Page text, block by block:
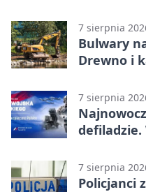
7 sierpnia
Bulwary
Drewno i
7 sierpnia
defiladzie.
7 sierpnia
Policjanci